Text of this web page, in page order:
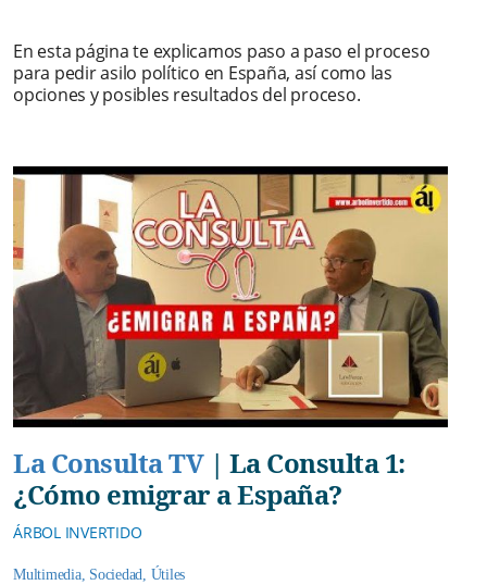
En esta página te explicamos paso a paso el proceso
para pedir asilo político en España, así como las
opciones y posibles resultados del proceso.
La Consulta TV| La Consulta 1:
¿Cómo emigrar a España?
ÁRBOL INVERTIDO
Multimedia, Sociedad, Útiles